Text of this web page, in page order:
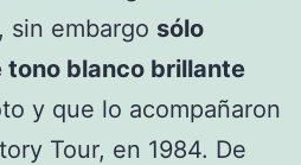
sin embargo sólo
tono blanco brillante
y que lo acompañaron
Tour, en 1984. De